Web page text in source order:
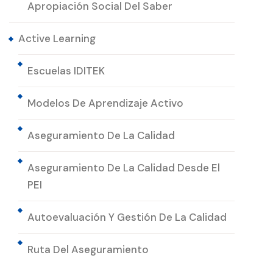
Apropiación Social Del Saber
Active Learning
Escuelas IDITEK
Modelos De Aprendizaje Activo
Aseguramiento De La Calidad
Aseguramiento De La Calidad Desde El
PEI
Autoevaluación Y Gestión De La Calidad
Ruta Del Aseguramiento